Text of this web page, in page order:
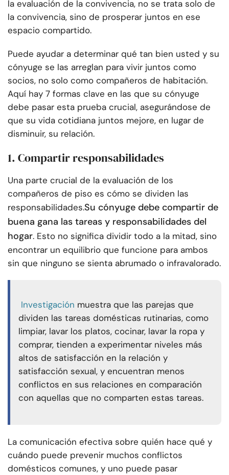
la evaluación de la convivencia, no se trata solo de
la convivencia, sino de prosperar juntos en ese
espacio compartido.
Puede ayudar a determinar qué tan bien usted y su
cónyuge se las arreglan para vivir juntos como
socios, no solo como compañeros de habitación.
Aquí hay 7 formas clave en las que su cónyuge
debe pasar esta prueba crucial, asegurándose de
que su vida cotidiana juntos mejore, en lugar de
disminuir, su relación.
1. Compartir responsabilidades
Una parte crucial de la evaluación de los
compañeros de piso es cómo se dividen las
responsabilidades.Su cónyuge debe compartir de
buena gana las tareas y responsabilidades del
hogar. Esto no significa dividir todo a la mitad, sino
encontrar un equilibrio que funcione para ambos
sin que ninguno se sienta abrumado o infravalorado.
Investigación muestra que las parejas que
dividen las tareas domésticas rutinarias, como
limpiar, lavar los platos, cocinar, lavar la ropa y
comprar, tienden a experimentar niveles más
altos de satisfacción en la relación y
satisfacción sexual, y encuentran menos
conflictos en sus relaciones en comparación
con aquellas que no comparten estas tareas.
La comunicación efectiva sobre quién hace qué y
cuándo puede prevenir muchos conflictos
domésticos comunes, y uno puede pasar